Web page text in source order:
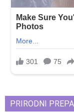
PRIRODNI